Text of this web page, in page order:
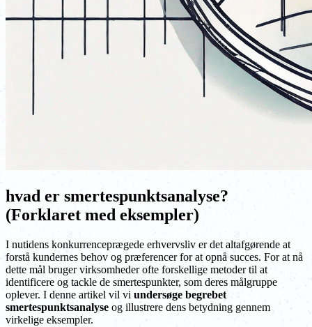
hvad er smertespunktsanalyse?
(Forklaret med eksempler)
I nutidens konkurrenceprægede erhvervsliv er det altafgørende at
forstå kundernes behov og præferencer for at opnå succes. For at nå
dette mål bruger virksomheder ofte forskellige metoder til at
identificere og tackle de smertespunkter, som deres målgruppe
oplever. I denne artikel vil vi undersøge begrebet
smertespunktsanalyse og illustrere dens betydning gennem
virkelige eksempler.